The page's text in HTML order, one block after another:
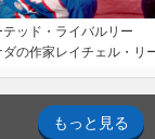
テッド・ライバルリー
ダの作家レイチェル・リ
もっと見る